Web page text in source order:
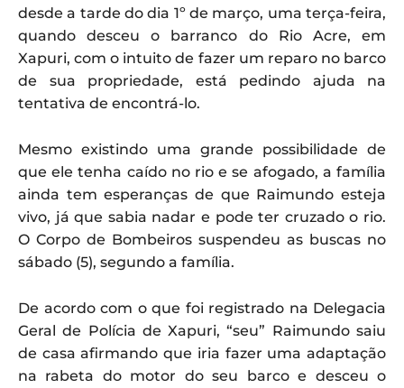
desde a tarde do dia 1º de março, uma terça-feira,
quando desceu o barranco do Rio Acre, em
Xapuri, com o intuito de fazer um reparo no barco
de sua propriedade, está pedindo ajuda na
tentativa de encontrá-lo.
Mesmo existindo uma grande possibilidade de
que ele tenha caído no rio e se afogado, a família
ainda tem esperanças de que Raimundo esteja
vivo, já que sabia nadar e pode ter cruzado o rio.
O Corpo de Bombeiros suspendeu as buscas no
sábado (5), segundo a família.
De acordo com o que foi registrado na Delegacia
Geral de Polícia de Xapuri, “seu” Raimundo saiu
de casa afirmando que iria fazer uma adaptação
na rabeta do motor do seu barco e desceu o